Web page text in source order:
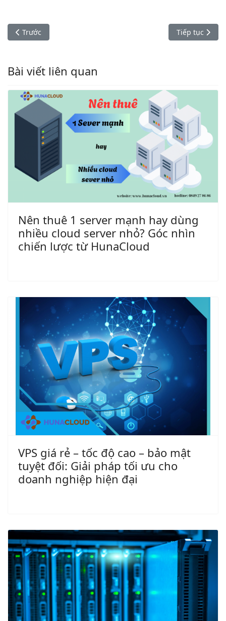
Bài viết trước: Web Hosting là gì? Tất Tần Tật Những Điều
Trước Bài viết kế
Tiếp tục
Bài viết liên quan
Nên thuê 1 server mạnh hay dùng
nhiều cloud server nhỏ? Góc nhìn
chiến lược từ HunaCloud
VPS giá rẻ – tốc độ cao – bảo mật
tuyệt đối: Giải pháp tối ưu cho
doanh nghiệp hiện đại